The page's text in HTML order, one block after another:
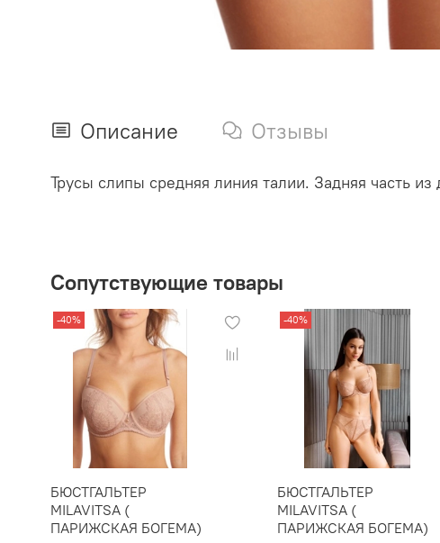
Описание Отзывы
Трусы слипы средняя линия талии. Задняя часть
Сопутствующие товары
-40%
БЮСТГАЛЬТЕР
MILAVITSA (
ПАРИЖСКАЯ БОГЕМА)
-40%
БЮСТГАЛЬТЕР
MILAVITSA (
ПАРИЖСКАЯ БОГЕМА)